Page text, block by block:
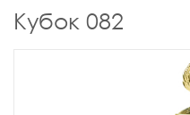
Кубок 082